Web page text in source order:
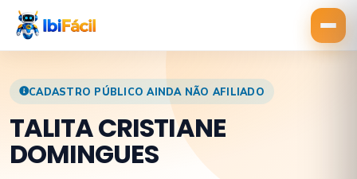
CADASTRO PÚBLICO AINDA NÃO AFILIADO
TALITA CRISTIANE
DOMINGUES